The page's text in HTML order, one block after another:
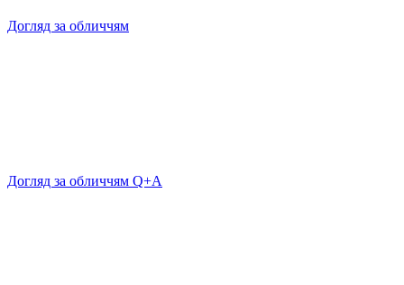
Догляд за обличчям
Догляд за обличчям Q+A